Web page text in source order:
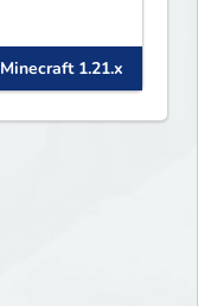
Minecraft 1.21.x